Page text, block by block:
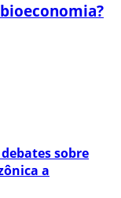
sobre
a